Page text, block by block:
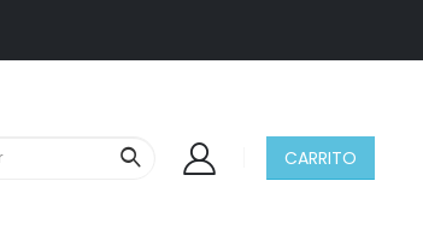
CARRITO